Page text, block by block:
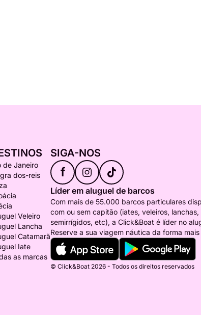
de Janeiro
dos-reis
Veleiro
Lancha
Catamarã
Iate
as marcas
SIGA-NOS
f
Líder em aluguel de barcos
Com mais de 55.000 barcos particulares
com ou sem capitão (iates, veleiros, lanchas,
semirrígidos, etc), a Click&Boat é líder no
Reserve a sua viagem náutica da forma
© Click&Boat 2026 - Todos os direitos reservados